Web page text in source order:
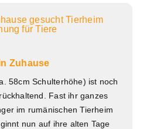
Zuhause
58cm Schulterhöhe) ist noch
Fast ihr ganzes
im rumänischen Tierheim
nun auf ihre alten Tage